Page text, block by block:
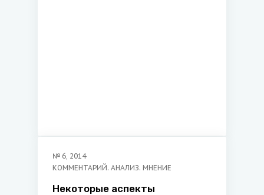
№ 6, 2014
КОММЕНТАРИЙ. АНАЛИЗ. МНЕНИЕ
Некоторые аспекты